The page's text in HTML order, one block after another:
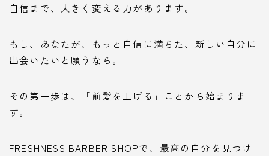
自信まで、大きく変える力があります。
もし、あなたが、もっと自信に満ちた、新しい自分に
出会いたいと願うなら。
その第一歩は、「前髪を上げる」ことから始まりま
す。
FRESHNESS BARBER SHOPで、最高の自分を見つけ